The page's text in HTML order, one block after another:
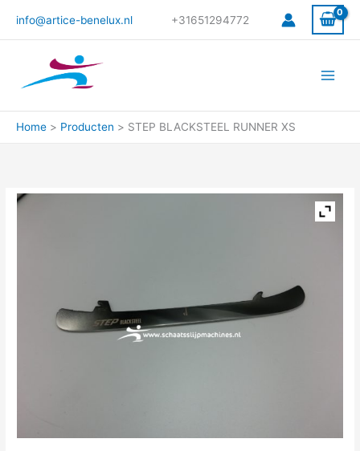
naar
de
info@artice-benelux.nl +31651294772
Home Producten STEP BLACKSTEEL RUNNER XS
STEP